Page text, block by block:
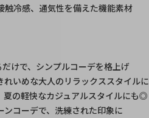
触冷感、通気性を備えた機能素材
けで、シンプルコーデを格上げ
れいめな大人のリラックススタイルに
夏の軽快なカジュアルスタイルにも◎
ンコーデで、洗練された印象に